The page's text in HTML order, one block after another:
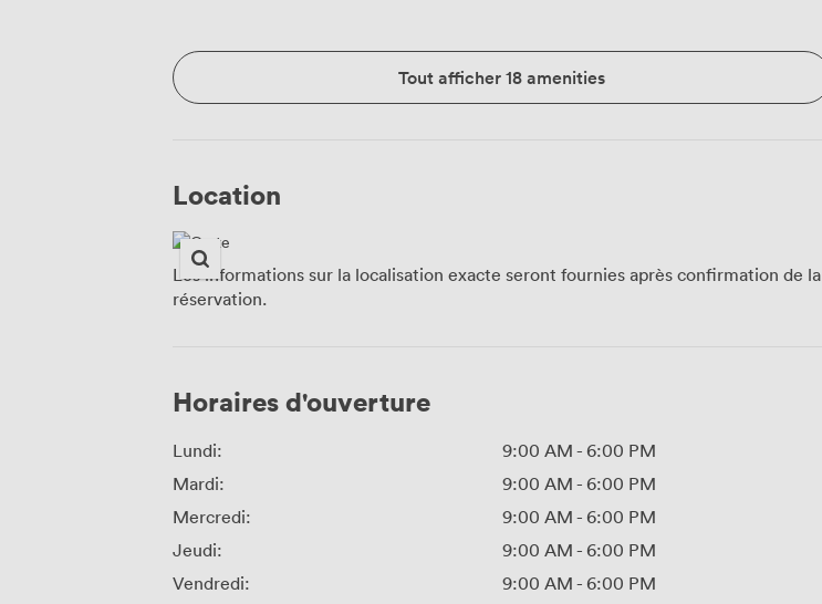
Tout afficher 18 amenities
Location
Les informations sur la localisation exacte seront fournies après confirmation de la
réservation.
Horaires d'ouverture
Lundi: 9:00 AM - 6:00 PM
Mardi:
9:00 AM - 6:00 PM
Mercredi:
9:00 AM - 6:00 PM
Jeudi:
9:00 AM - 6:00 PM
Vendredi:
9:00 AM - 6:00 PM